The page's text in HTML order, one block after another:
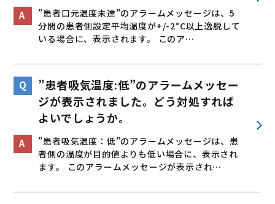
”患者口元温度未達”のアラームメッセージは、5
分間の患者側設定平均温度が+/-2°C以上逸脱して
いる場合に、表示されます。 このア…
”患者吸気温度:低”のアラームメッセー
ジが表示されました。どう対処すれば
よいでしょうか。
”患者吸気温度：低”のアラームメッセージは、患
者側の温度が目的値よりも低い場合に、表示され
ます。 このアラームメッセージが表示され…